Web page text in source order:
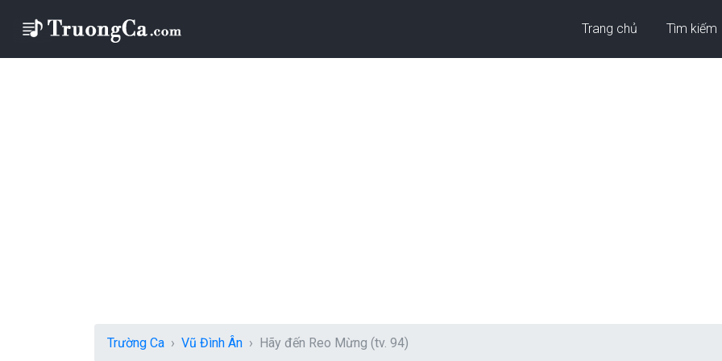
Trang chủ Tìm kiếm
Trường Ca Vũ Đình Ân Hãy đến Reo Mừng (tv. 94)